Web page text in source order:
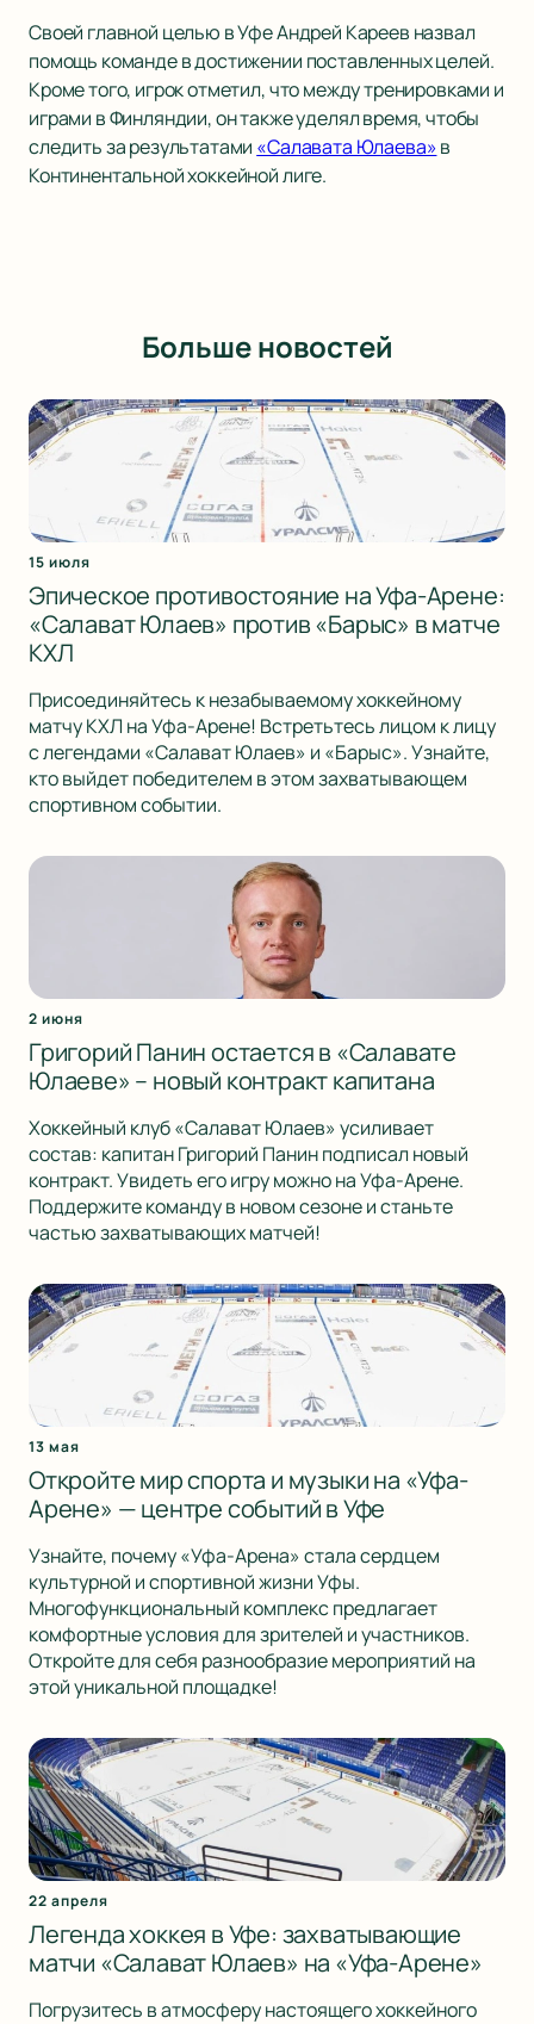
Своей главной целью в Уфе Андрей Кареев назвал
помощь команде в достижении поставленных целей.
Кроме того, игрок отметил, что между тренировками и
играми в Финляндии, он также уделял время, чтобы
следить за результатами «Салавата Юлаева»в
Континентальной хоккейной лиге.
Больше новостей
15 июля
Эпическое противостояние на Уфа-Арене:
«Салават Юлаев» против «Барыс» в матче
КХЛ
Присоединяйтесь к незабываемому хоккейному
матчу КХЛ на Уфа-Арене! Встретьтесь лицом к лицу
с легендами «Салават Юлаев» и «Барыс». Узнайте,
кто выйдет победителем в этом захватывающем
спортивном событии.
2 июня
Григорий Панин остается в «Салавате
Юлаеве» – новый контракт капитана
Хоккейный клуб «Салават Юлаев» усиливает
состав: капитан Григорий Панин подписал новый
контракт. Увидеть его игру можно на Уфа-Арене.
Поддержите команду в новом сезоне и станьте
частью захватывающих матчей!
13 мая
Откройте мир спорта и музыки на «Уфа-
Арене» — центре событий в Уфе
Узнайте, почему «Уфа-Арена» стала сердцем
культурной и спортивной жизни Уфы.
Многофункциональный комплекс предлагает
комфортные условия для зрителей и участников.
Откройте для себя разнообразие мероприятий на
этой уникальной площадке!
22 апреля
Легенда хоккея в Уфе: захватывающие
матчи «Салават Юлаев» на «Уфа-Арене»
Погрузитесь в атмосферу настоящего хоккейного